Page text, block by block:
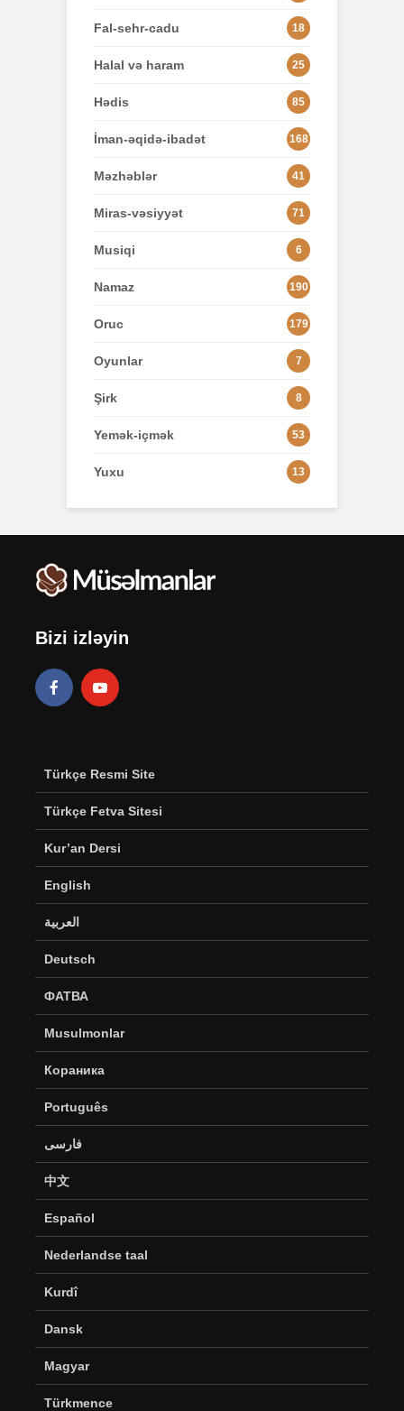
Fal-sehr-cadu 18
Halal və haram 25
Hədis 85
İman-əqidə-ibadət 168
Məzhəblər 41
Miras-vəsiyyət 71
Musiqi 6
Namaz 190
Oruc 179
Oyunlar 7
Şirk 8
Yemək-içmək 53
Yuxu 13
Bizi izləyin
Türkçe Resmi Site
Türkçe Fetva Sitesi
Kur’an Dersi
English
العربية
Deutsch
ФАТВА
Musulmonlar
Кораника
Português
فارسی
中文
Español
Nederlandse taal
Kurdî
Dansk
Magyar
Türkmence